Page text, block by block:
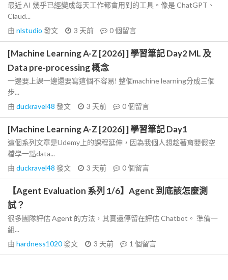
最近 AI 幾乎已經變成每天工作都會用到的工具。像是 ChatGPT、
Claud...
由 nlstudio 發文 3 天前 0個留言
[Machine Learning A-Z [2026] ] 學習筆記 Day2 ML 及
Data pre-processing 概念
一邊要上課一邊還要寫這個不容易! 整個machine learning分成三個
步...
由 duckravel48 發文 3 天前 0個留言
[Machine Learning A-Z [2026] ] 學習筆記 Day1
這個系列文章是Udemy上的課程延伸，因為我個人想趁著育嬰假空
檔學一點data...
由 duckravel48 發文 3 天前 0個留言
【Agent Evaluation 系列 1/6】Agent 到底該怎麼測
試？
很多團隊評估 Agent 的方法，其實還停留在評估 Chatbot。 準備一
組...
由 hardness1020發文 3 天前 1 個留言